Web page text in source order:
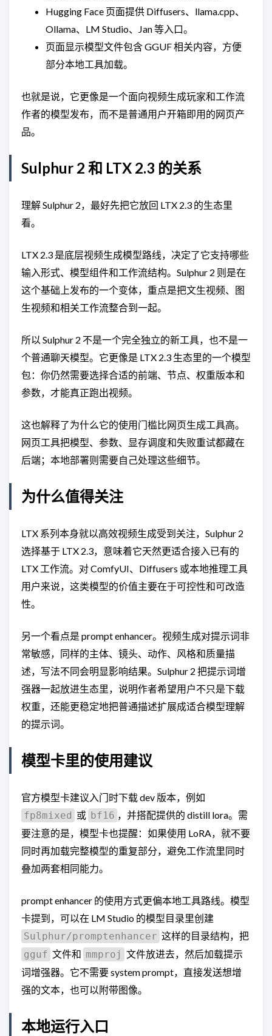
Hugging Face 页面提供 Diffusers、llama.cpp、
Ollama、LM Studio、Jan 等入口。
页面显示模型文件包含 GGUF 相关内容，方便
部分本地工具加载。
也就是说，它更像是一个面向视频生成玩家和工作流
作者的模型发布，而不是普通用户开箱即用的网页产
品。
Sulphur 2 和 LTX 2.3 的关系
理解 Sulphur 2，最好先把它放回 LTX 2.3 的生态里
看。
LTX 2.3 是底层视频生成模型路线，决定了它支持哪些
输入形式、模型组件和工作流结构。Sulphur 2 则是在
这个基础上发布的一个变体，重点是把文生视频、图
生视频和相关工作流整合到一起。
所以 Sulphur 2 不是一个完全独立的新工具，也不是一
个普通聊天模型。它更像是 LTX 2.3 生态里的一个模型
包：你仍然需要选择合适的前端、节点、权重版本和
参数，才能真正跑出视频。
这也解释了为什么它的使用门槛比网页生成工具高。
网页工具把模型、参数、显存调度和失败重试都藏在
后端；本地部署则需要自己处理这些细节。
为什么值得关注
LTX 系列本身就以高效视频生成受到关注，Sulphur 2
选择基于 LTX 2.3，意味着它天然更适合接入已有的
LTX 工作流。对 ComfyUI、Diffusers 或本地推理工具
用户来说，这类模型的价值主要在于可控性和可改造
性。
另一个看点是 prompt enhancer。视频生成对提示词非
常敏感，同样的主体、镜头、动作、风格和质量描
述，写法不同会明显影响结果。Sulphur 2 把提示词增
强器一起放进生态里，说明作者希望用户不只是下载
权重，还能更稳定地把普通描述扩展成适合模型理解
的提示词。
模型卡里的使用建议
官方模型卡建议入门时下载 dev 版本，例如
fp8mixed 或 bf16 ，并搭配提供的 distill lora。需
要注意的是，模型卡也提醒：如果使用 LoRA，就不要
同时再加载完整模型的重复部分，避免工作流里同时
叠加两套相同能力。
prompt enhancer 的使用方式更偏本地工具路线。模型
卡提到，可以在 LM Studio 的模型目录里创建
Sulphur/promptenhancer 这样的目录结构，把
gguf 文件和 mmproj 文件放进去，然后加载提示
词增强器。它不需要 system prompt，直接发送想增
强的文本，也可以附带图像。
本地运行入口